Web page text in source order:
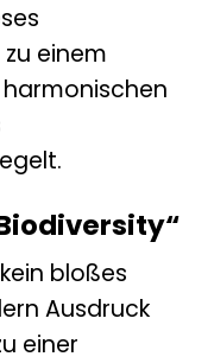
einem
bloßes
Ausdruck
einer